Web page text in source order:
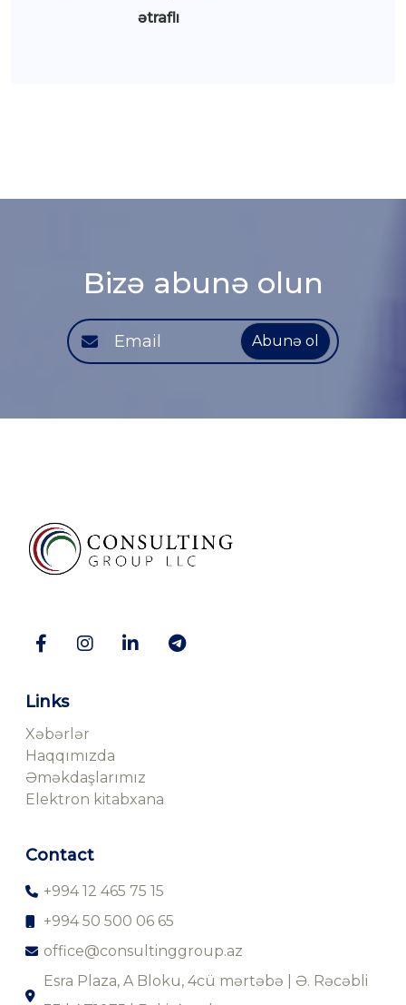
ətraflı
Bizə abunə olun
Abunə ol
Links
Xəbərlər
Haqqımızda
Əməkdaşlarımız
Elektron kitabxana
Contact
+994 12 465 75 15
+994 50 500 06 65
office@consultinggroup.az
Esra Plaza, A Bloku, 4cü mərtəbə | Ə. Rəcəbli